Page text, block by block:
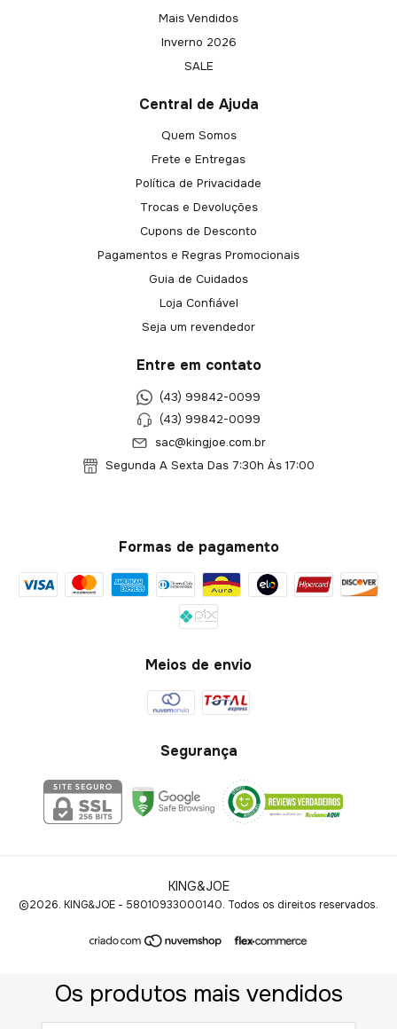
Mais Vendidos
Inverno 2026
SALE
Central de Ajuda
Quem Somos
Frete e Entregas
Política de Privacidade
Trocas e Devoluções
Cupons de Desconto
Pagamentos e Regras Promocionais
Guia de Cuidados
Loja Confiável
Seja um revendedor
Entre em contato
(43) 99842-0099
(43) 99842-0099
sac@kingjoe.com.br
Segunda A Sexta Das 7:30h Às 17:00
Formas de pagamento
Meios de envio
Segurança
KING&JOE
©2026. KING&JOE - 58010933000140. Todos os direitos reservados.